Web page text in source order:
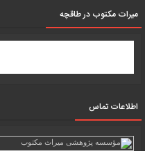
میرات مکتوب در طاقچه
اطلاعات تماس